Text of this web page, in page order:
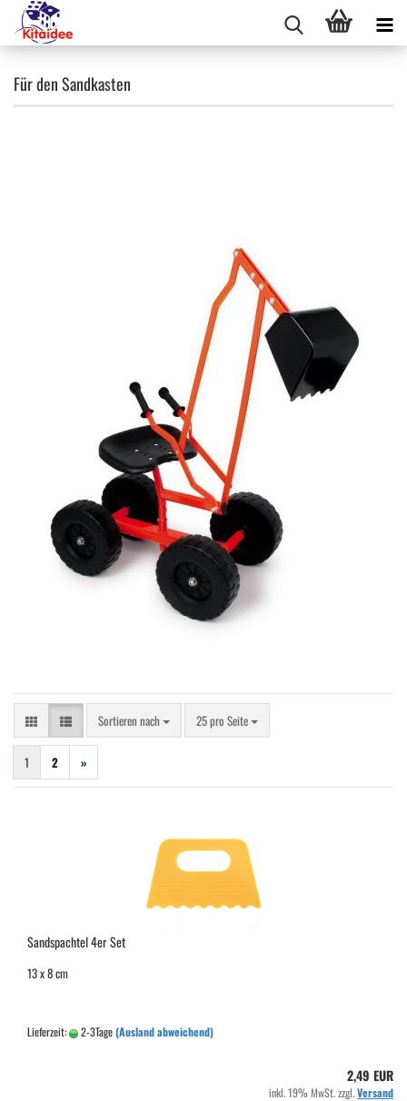
Für den Sandkasten
Sortieren nach
Sortieren nach 25 pro Seite
pro Seite
1 2 »
Sandspachtel 4er Set
13 x 8 cm
Lieferzeit: 2-3Tage(Ausland abweichend)
2,49 EUR
inkl. 19% MwSt. zzgl.Versand